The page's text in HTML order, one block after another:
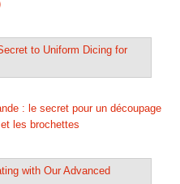
: le secret pour un découpage
les brochettes